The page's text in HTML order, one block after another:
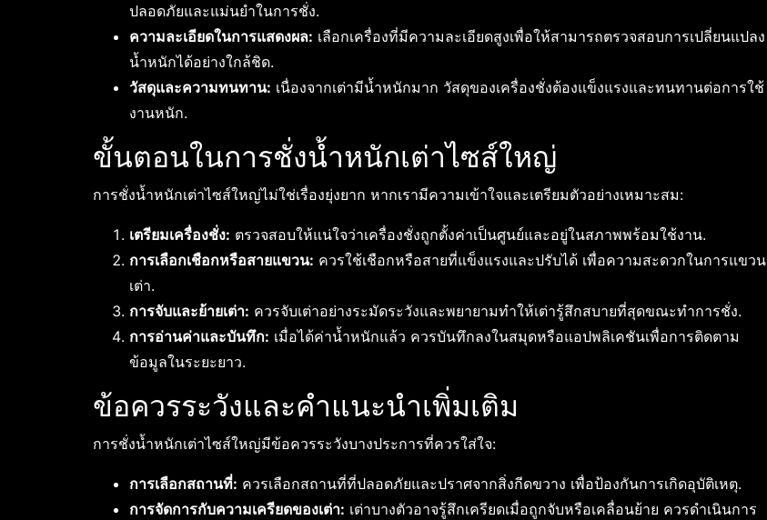
ปลอดภัยและแม่นยำในการชั่ง.
ความละเอียดในการแสดงผล: เลือกเครื่องที่มีความละเอียดสูงเพื่อให้สามารถตรวจสอบการเปลี่ยนแปลง
น้ำหนักได้อย่างใกล้ชิด.
วัสดุและความทนทาน: เนื่องจากเต่ามีน้ำหนักมาก วัสดุของเครื่องชั่งต้องแข็งแรงและทนทานต่อการใช้
งานหนัก.
ขั้นตอนในการชั่งน้ำหนักเต่าไซส์ใหญ่
การชั่งน้ำหนักเต่าไซส์ใหญ่ไม่ใช่เรื่องยุ่งยาก หากเรามีความเข้าใจและเตรียมตัวอย่างเหมาะสม:
เตรียมเครื่องชั่ง: ตรวจสอบให้แน่ใจว่าเครื่องชั่งถูกตั้งค่าเป็นศูนย์และอยู่ในสภาพพร้อมใช้งาน.
การเลือกเชือกหรือสายแขวน: ควรใช้เชือกหรือสายที่แข็งแรงและปรับได้ เพื่อความสะดวกในการแขวน
เต่า.
การจับและย้ายเต่า: ควรจับเต่าอย่างระมัดระวังและพยายามทำให้เต่ารู้สึกสบายที่สุดขณะทำการชั่ง.
การอ่านค่าและบันทึก: เมื่อได้ค่าน้ำหนักแล้ว ควรบันทึกลงในสมุดหรือแอปพลิเคชันเพื่อการติดตาม
ข้อมูลในระยะยาว.
ข้อควรระวังและคำแนะนำเพิ่มเติม
การชั่งน้ำหนักเต่าไซส์ใหญ่มีข้อควรระวังบางประการที่ควรใส่ใจ:
การเลือกสถานที่: ควรเลือกสถานที่ที่ปลอดภัยและปราศจากสิ่งกีดขวาง เพื่อป้องกันการเกิดอุบัติเหตุ.
การจัดการกับความเครียดของเต่า: เต่าบางตัวอาจรู้สึกเครียดเมื่อถูกจับหรือเคลื่อนย้าย ควรดำเนินการ